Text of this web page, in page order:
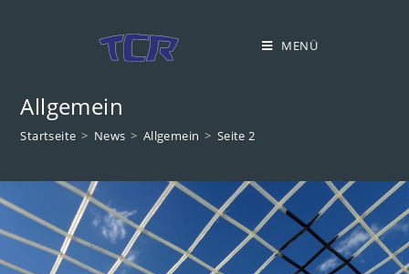
MENÜ
Allgemein
Startseite > News > Allgemein > Seite 2